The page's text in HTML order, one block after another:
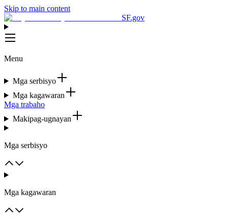
Skip to main content
SF.gov
Menu
Mga serbisyo
Mga kagawaran
Mga trabaho
Makipag-ugnayan
Mga serbisyo
Mga kagawaran